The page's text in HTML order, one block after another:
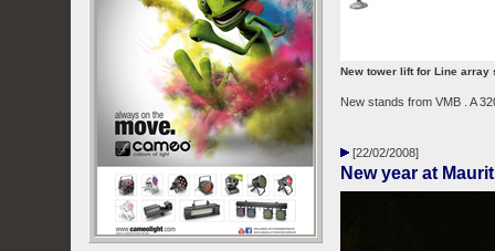
New tower lift for Line array
New stands from VMB . A
[22/02/2008]
New year at